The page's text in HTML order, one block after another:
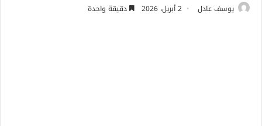
يوسف عادل 2 أبريل، 2026 دقيقة واحدة